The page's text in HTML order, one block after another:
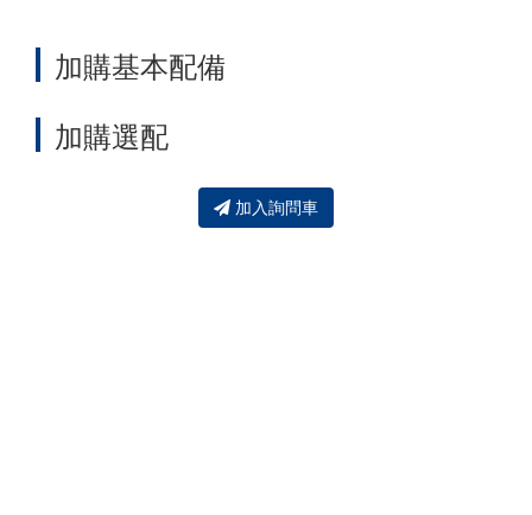
加購基本配備
加購選配
加入詢問車